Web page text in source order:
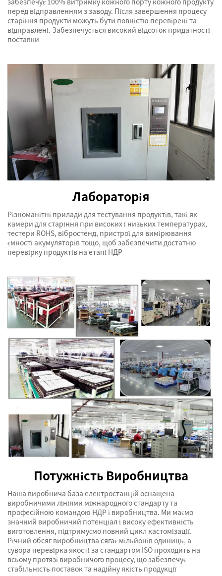
перед відправленням з заводу. Після завершення процесу
старіння продукти можуть бути повністю перевірені та
відправлені. Забезпечується високий відсоток придатності
поставки
Лабораторія
Різноманітні прилади для тестування продуктів, такі як
камери для старіння при високих і низьких температурах,
тестери ROHS, вібростенд, пристрої для вимірювання
ємності акумуляторів тощо, щоб забезпечити достатню
перевірку продуктів на етапі НДР
Потужність Виробництва
Наша виробнича база електростанцій оснащена
виробничими лініями міжнародного стандарту та
професійною командою НДР і виробництва. Ми маємо
значний виробничий потенціал і високу ефективність
виготовлення, підтримуємо повний цикл кастомізації.
Річний обсяг виробництва сягає мільйонів одиниць, а
сувора перевірка якості за стандартом ISO проходить на
всьому протязі виробничого процесу, що забезпечує
стабільність поставок та надійну якість продукції